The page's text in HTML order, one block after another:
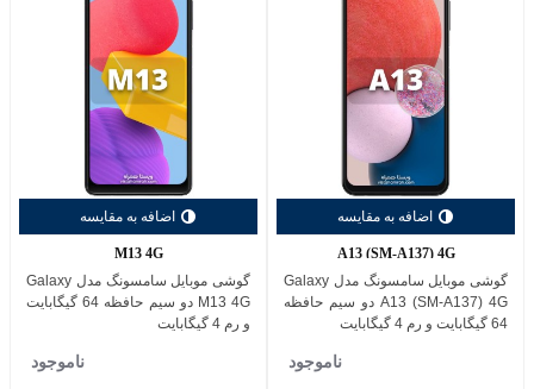
اضافه به مقایسه
A13 (SM-A137) 4G
گوشی موبایل سامسونگ مدل Galaxy
A13 (SM-A137) 4G دو سیم حافظه
64 گیگابایت و رم 4 گیگابایت
ناموجود
اضافه به مقایسه
M13 4G
گوشی موبایل سامسونگ مدل Galaxy
M13 4G دو سیم حافظه 64 گیگابایت
و رم 4 گیگابایت
ناموجود